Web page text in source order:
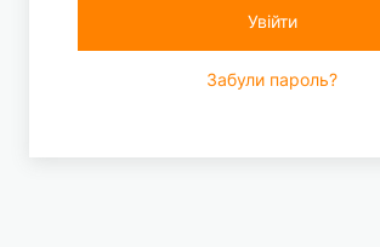
Увійти
Забули пароль?